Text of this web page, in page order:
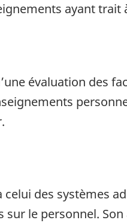
ayant
évaluation des
celui des systèmes
le personnel.